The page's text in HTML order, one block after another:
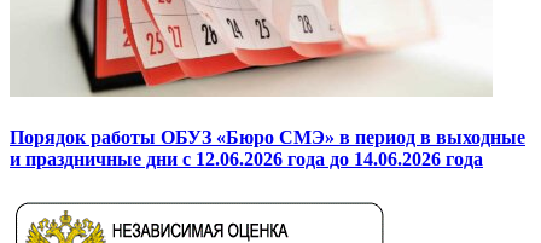
Порядок работы ОБУЗ «Бюро СМЭ» в период в выходные
и праздничные дни с 12.06.2026 года до 14.06.2026 года